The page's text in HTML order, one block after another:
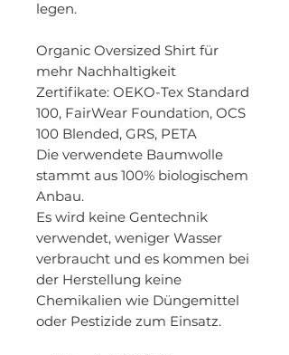
legen.
Organic Oversized Shirt für
mehr Nachhaltigkeit
Zertifikate: OEKO-Tex Standard
100, FairWear Foundation, OCS
100 Blended, GRS, PETA
Die verwendete Baumwolle
stammt aus 100% biologischem
Anbau.
Es wird keine Gentechnik
verwendet, weniger Wasser
verbraucht und es kommen bei
der Herstellung keine
Chemikalien wie Düngemittel
oder Pestizide zum Einsatz.